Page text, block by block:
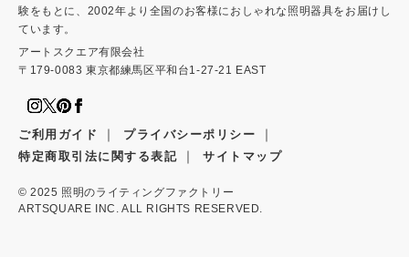
験をもとに、2002年より全国のお客様におしゃれな照明器具をお届けし
ています。
アートスクエア有限会社
〒179-0083 東京都練馬区平和台1-27-21 EAST
ご利用ガイド ｜ プライバシーポリシー ｜
特定商取引法に関する表記 ｜ サイトマップ
© 2025 照明のライティングファクトリー
ARTSQUARE INC. ALL RIGHTS RESERVED.